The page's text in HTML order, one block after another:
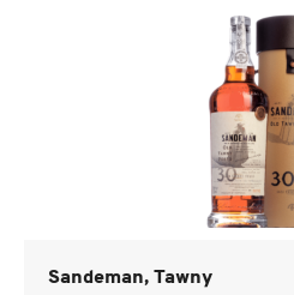
Sandeman, Tawny